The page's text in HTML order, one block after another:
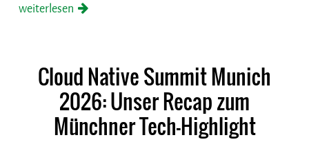
weiterlesen
Cloud Native Summit Munich
2026: Unser Recap zum
Münchner Tech-Highlight